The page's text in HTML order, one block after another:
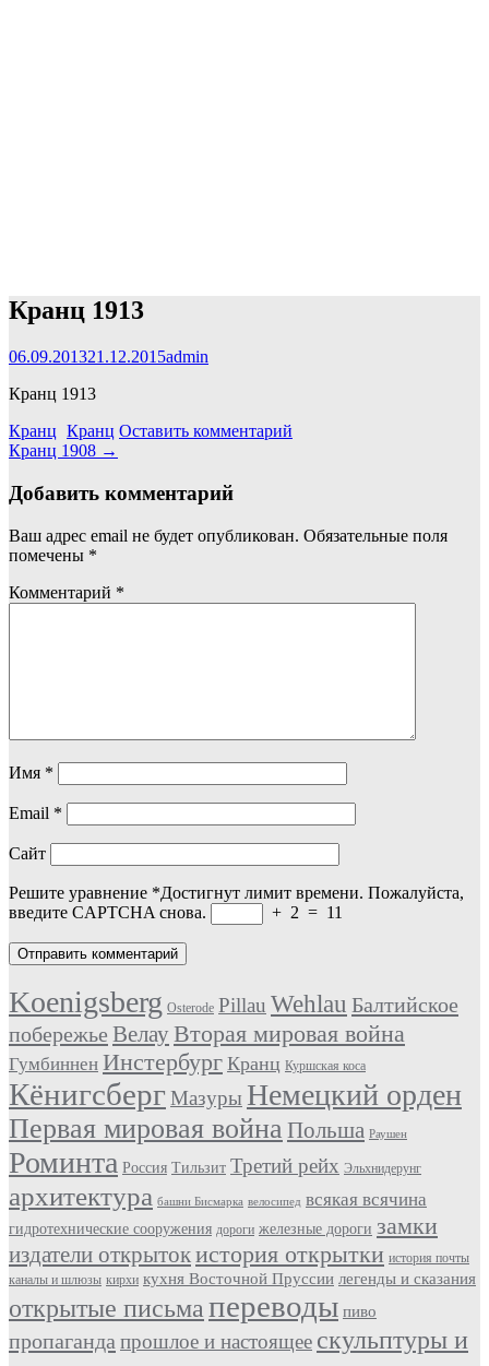
Кранц 1913
06.09.201321.12.2015admin
Кранц 1913
Кранц Кранц Оставить комментарий
Навигация
записям
Кранц 1908 →
Добавить комментарий
Ваш адрес email не будет опубликован. Обязательные поля
помечены *
Комментарий *
Имя *
Email *
Сайт
Решите уравнение *Достигнут лимит времени. Пожалуйста,
введите CAPTCHA снова.
+ 2 = 11
Koenigsberg Osterode Pillau Wehlau Балтийское
побережье ВелауВторая мировая война
Гумбиннен Инстербург Кранц Куршская коса
Кёнигсберг Мазуры Немецкий орден
Первая мировая война Польша Раушен
Роминта Россия Тильзит Третий рейх Эльхнидерунг
архитектура башни Бисмарка велосипед всякая всячина
гидротехнические сооружения дороги железные дороги замки
издатели открытокистория открытки история почты
каналы и шлюзы кирхи кухня Восточной Пруссии легенды и сказания
открытые письмапереводы пиво
пропаганда прошлое и настоящее скульптуры и